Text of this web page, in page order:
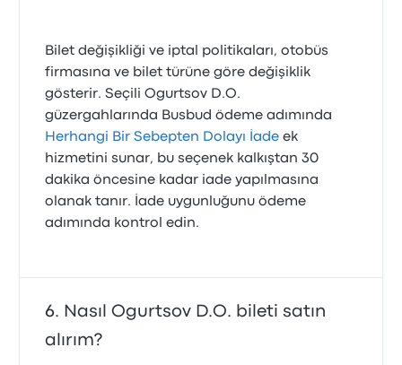
Bilet değişikliği ve iptal politikaları, otobüs
firmasına ve bilet türüne göre değişiklik
gösterir. Seçili Ogurtsov D.O.
güzergahlarında Busbud ödeme adımında
Herhangi Bir Sebepten Dolayı İade ek
hizmetini sunar, bu seçenek kalkıştan 30
dakika öncesine kadar iade yapılmasına
olanak tanır. İade uygunluğunu ödeme
adımında kontrol edin.
Nasıl Ogurtsov D.O. bileti satın
alırım?